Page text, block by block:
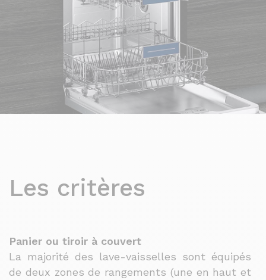
Les critères
Panier ou tiroir à couvert
La majorité des lave-vaisselles sont équipés
de deux zones de rangements (une en haut et